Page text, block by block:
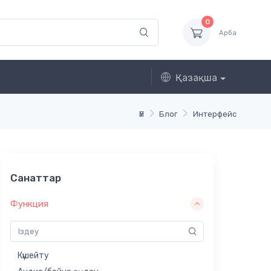
0
Арба
Қазақша
Үй Блог Интерфейс
Санаттар
Функция
Күшейту